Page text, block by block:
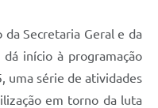
Secretaria Geral e da
início à programação
uma série de atividades
em torno da luta